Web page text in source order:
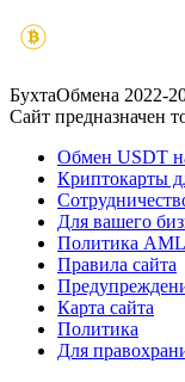
БухтаОбмена 2022-
Сайт предназначен
Обмен USDT
Криптокарты
Для вашего
Политика
Правила сайта
Карта сайта
Политика
Для